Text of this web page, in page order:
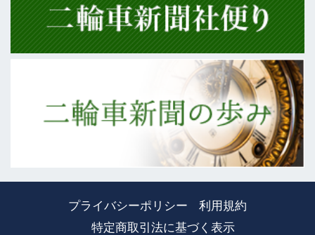
プライバシーポリシー
利用規約
特定商取引法に基づく表示